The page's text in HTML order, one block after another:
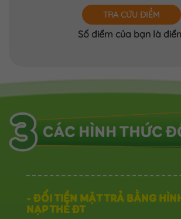
TRA CỨU ĐIỂM
Số điểm của bạn là
- ĐỔI TIỀN MẶT TRẢ BẰNG
NẠP THẺ ĐT